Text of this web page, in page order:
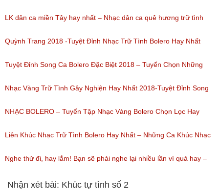
Bolero
(Lượt nghe: 80)
LK dân ca miền Tây hay nhất – Nhạc dân ca quê hương trữ tình
miền tây hay nhất
(Lượt nghe: 184)
Quỳnh Trang 2018 -Tuyệt Đỉnh Nhạc Trữ Tình Bolero Hay Nhất
Của Quỳnh Trang 2018
(Lượt nghe: 155)
Tuyệt Đỉnh Song Ca Bolero Đặc Biệt 2018 – Tuyển Chọn Những
Bài Hát Song Ca Nhạc Vàng Bolero Hay Nhất
(Lượt nghe: 218)
Nhạc Vàng Trữ Tình Gây Nghiện Hay Nhất 2018-Tuyệt Đỉnh Song
Ca Thiên Quang Quỳnh Trang Ngọt Ngào
(Lượt nghe: 219)
NHẠC BOLERO – Tuyển Tập Nhạc Vàng Bolero Chọn Lọc Hay
Nhất / Tuyệt Đỉnh Bolero
(Lượt nghe: 99)
Liên Khúc Nhạc Trữ Tình Bolero Hay Nhất – Những Ca Khúc Nhạc
Vàng Trữ Tình Hay Nhất 2018
(Lượt nghe: 75)
Nghe thử đi, hay lắm! Bạn sẽ phải nghe lại nhiều lần vì quá hay –
Nhạc miền Tây đặc sắc
Nhận xét bài: Khúc tự tình số 2